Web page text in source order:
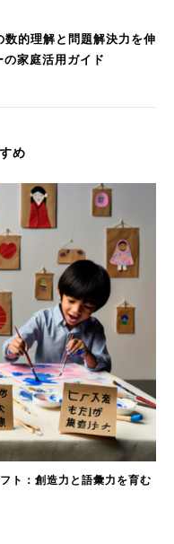
的理解と問題解決力を伸
家庭活用ガイド
め
ト：創造力と語彙力を育む